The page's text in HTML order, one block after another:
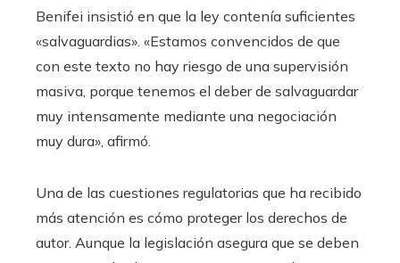
Benifei insistió en que la ley contenía suficientes
«salvaguardias». «Estamos convencidos de que
con este texto no hay riesgo de una supervisión
masiva, porque tenemos el deber de salvaguardar
muy intensamente mediante una negociación
muy dura», afirmó.
Una de las cuestiones regulatorias que ha recibido
más atención es cómo proteger los derechos de
autor. Aunque la legislación asegura que se deben